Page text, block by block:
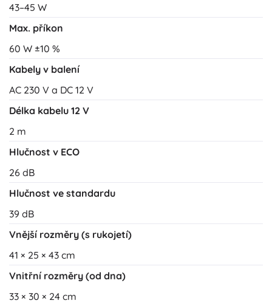
43–45 W
Max. příkon
60 W ±10 %
Kabely v balení
AC 230 V a DC 12 V
Délka kabelu 12 V
2 m
Hlučnost v ECO
26 dB
Hlučnost ve standardu
39 dB
Vnější rozměry (s rukojetí)
41 × 25 × 43 cm
Vnitřní rozměry (od dna)
33 × 30 × 24 cm